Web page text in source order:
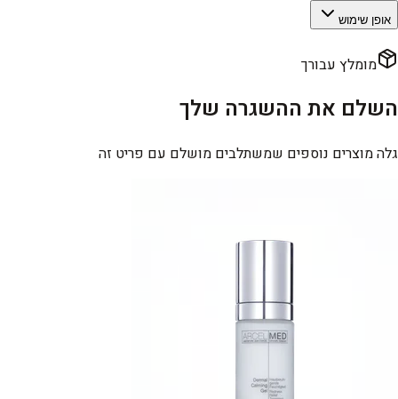
אופן שימוש
מומלץ עבורך
השלם את ההשגרה שלך
גלה מוצרים נוספים שמשתלבים מושלם עם פריט זה